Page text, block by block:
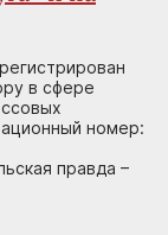
в сфере
номер:
правда –